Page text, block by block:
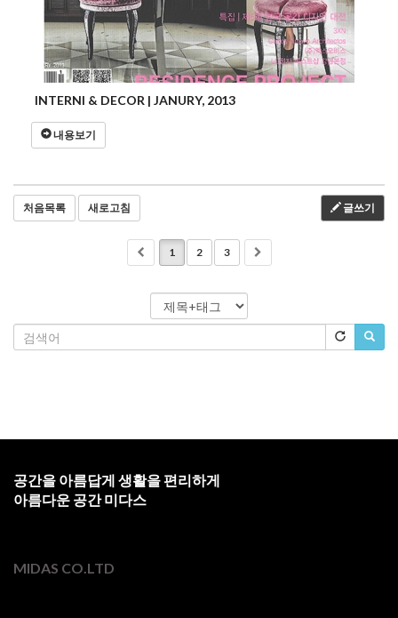
INTERNI & DECOR | JANURY, 2013
내용보기
처음목록 새로고침 글쓰기
1 2 3
공간을 아름답게 생활을 편리하게
아름다운 공간 미다스
MIDAS CO.LTD